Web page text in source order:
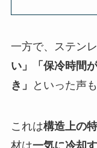
一方で、ステン
い」「保冷時間
き」
といった声
これは構造上の
材は一気に冷却